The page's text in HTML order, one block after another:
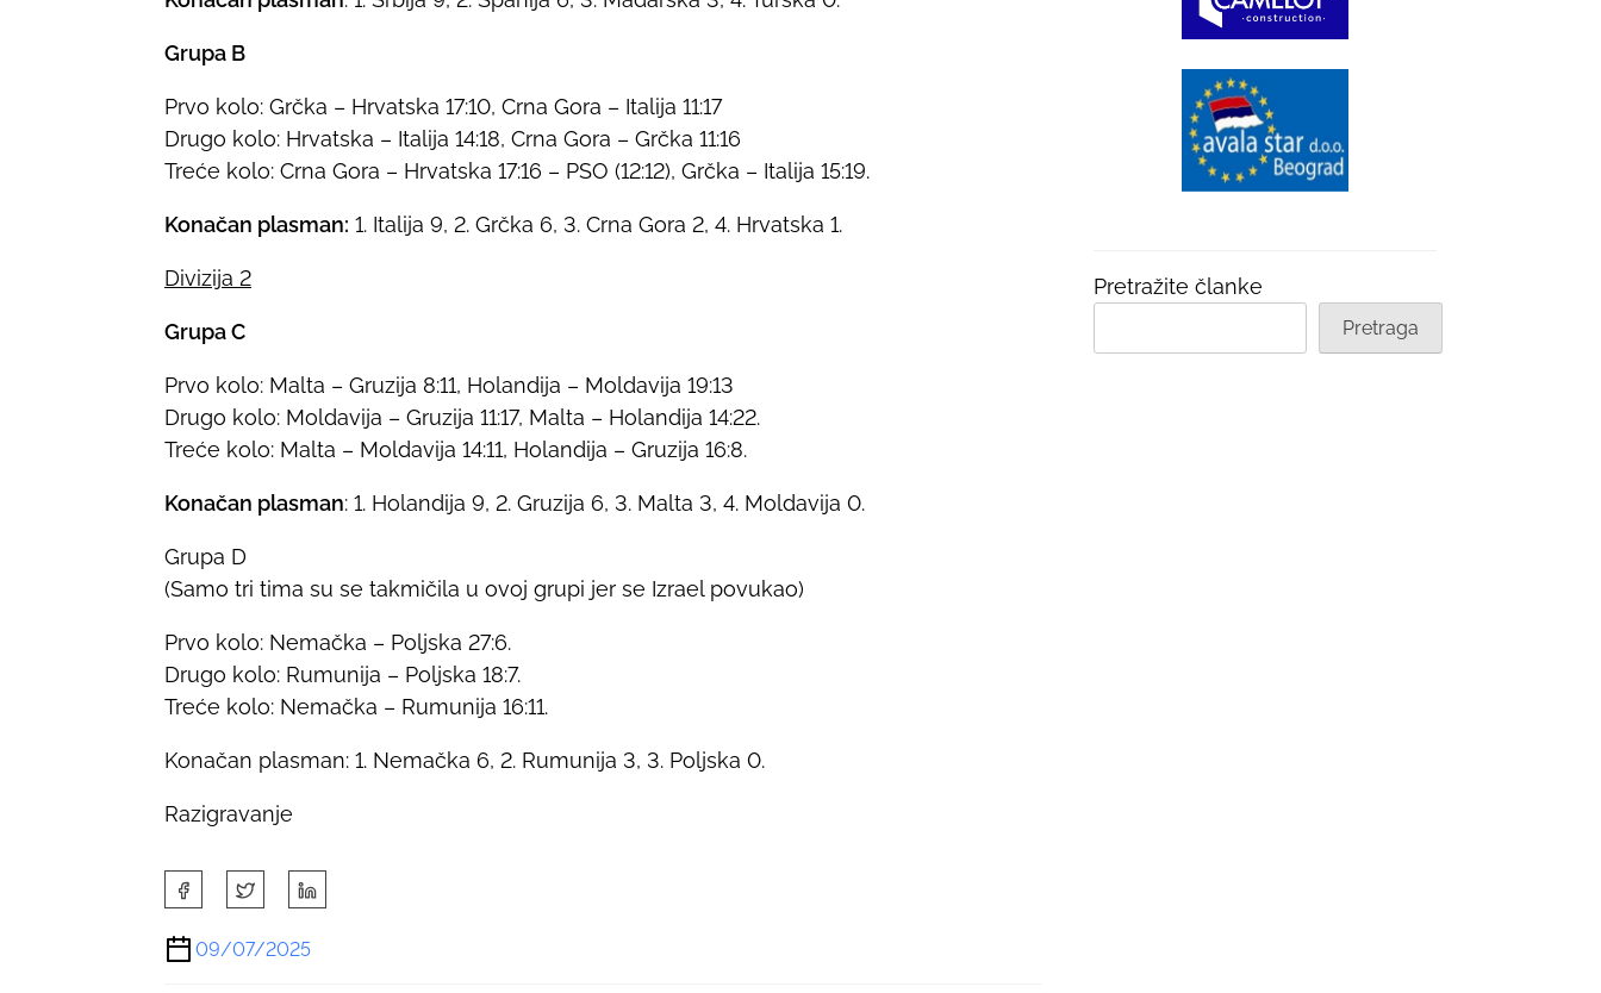
Grupa B
Prvo kolo: Grčka – Hrvatska 17:10, Crna Gora – Italija 11:17
Drugo kolo: Hrvatska – Italija 14:18, Crna Gora – Grčka 11:16
Treće kolo: Crna Gora – Hrvatska 17:16 – PSO (12:12), Grčka – Italija 15:19.
Konačan plasman: 1. Italija 9, 2. Grčka 6, 3. Crna Gora 2, 4. Hrvatska 1.
Divizija 2
Grupa C
Prvo kolo: Malta – Gruzija 8:11, Holandija – Moldavija 19:13
Drugo kolo: Moldavija – Gruzija 11:17, Malta – Holandija 14:22.
Treće kolo: Malta – Moldavija 14:11, Holandija – Gruzija 16:8.
Konačan plasman: 1. Holandija 9, 2. Gruzija 6, 3. Malta 3, 4. Moldavija 0.
Grupa D
(Samo tri tima su se takmičila u ovoj grupi jer se Izrael povukao)
Prvo kolo: Nemačka – Poljska 27:6.
Drugo kolo: Rumunija – Poljska 18:7.
Treće kolo: Nemačka – Rumunija 16:11.
Konačan plasman: 1. Nemačka 6, 2. Rumunija 3, 3. Poljska 0.
Razigravanje
h
a
r
09/07/2025
Pretražite članke
Pretraga